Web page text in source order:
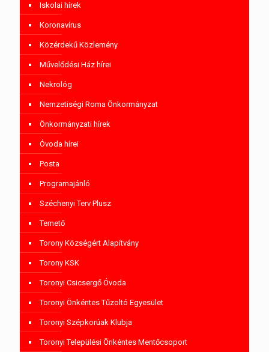
Iskolai hírek
Koronavírus
Közérdekű Közlemény
Művelődési Ház hírei
Nekrológ
Nemzetiségi Roma Önkormányzat
Önkormányzati hírek
Óvoda hírei
Posta
Programajánló
Széchenyi Terv Plusz
Temető
Torony Községért Alapítvány
Torony KSK
Toronyi Csicsergő Óvoda
Toronyi Önkéntes Tűzoltó Egyesület
Toronyi Szépkorúak Klubja
Toronyi Települési Önkéntes Mentőcsoport